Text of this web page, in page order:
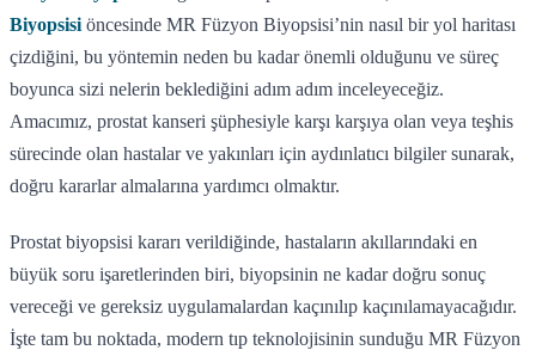
Biyopsisi öncesinde MR Füzyon Biyopsisi’nin nasıl bir yol haritası
çizdiğini, bu yöntemin neden bu kadar önemli olduğunu ve süreç
boyunca sizi nelerin beklediğini adım adım inceleyeceğiz.
Amacımız, prostat kanseri şüphesiyle karşı karşıya olan veya teşhis
sürecinde olan hastalar ve yakınları için aydınlatıcı bilgiler sunarak,
doğru kararlar almalarına yardımcı olmaktır.
Prostat biyopsisi kararı verildiğinde, hastaların akıllarındaki en
büyük soru işaretlerinden biri, biyopsinin ne kadar doğru sonuç
vereceği ve gereksiz uygulamalardan kaçınılıp kaçınılamayacağıdır.
İşte tam bu noktada, modern tıp teknolojisinin sunduğu MR Füzyon